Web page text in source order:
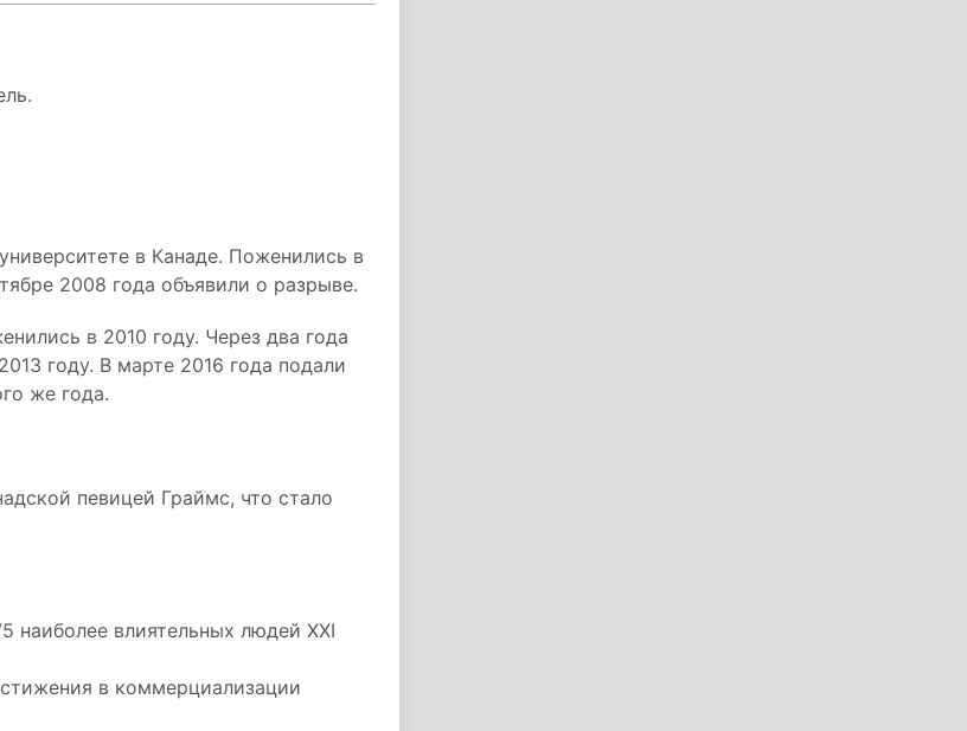
в Канаде. Поженились в
2008 года объявили о разрыве.
в 2010 году. Через два года
году. В марте 2016 года подали
же года.
певицей Граймс, что стало
наиболее влиятельных людей XXI
в коммерциализации